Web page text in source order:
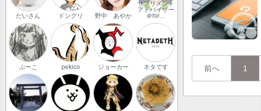
前へ 1
だいさん ドングリ 野中 あやか
サプリメント
アドバイザー
＠hir…
ぷーこ pekico ジョーカー ネタです